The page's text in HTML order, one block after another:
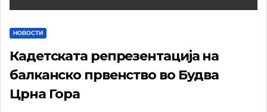
НОВОСТИ
Кадетската репрезентација на
балканско првенство во Будва
Црна Гора